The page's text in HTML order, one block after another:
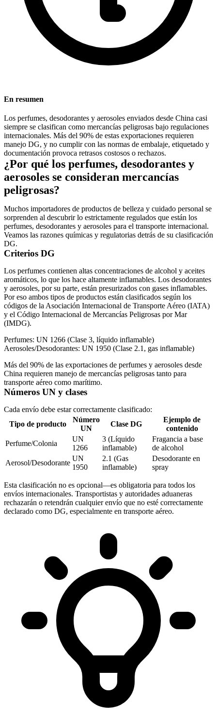
En resumen
Los perfumes, desodorantes y aerosoles enviados desde China casi
siempre se clasifican como mercancías peligrosas bajo regulaciones
internacionales. Más del 90% de estas exportaciones requieren
manejo DG, y no cumplir con las normas de embalaje, etiquetado y
documentación provoca retrasos costosos o rechazos.
¿Por qué los perfumes, desodorantes y
aerosoles se consideran mercancías
peligrosas?
Muchos importadores de productos de belleza y cuidado personal se
sorprenden al descubrir lo estrictamente regulados que están los
perfumes, desodorantes y aerosoles para el transporte internacional.
Veamos las razones químicas y regulatorias detrás de su clasificación
DG.
Criterios DG
Los perfumes contienen altas concentraciones de alcohol y aceites
aromáticos, lo que los hace altamente inflamables. Los desodorantes
y aerosoles, por su parte, están presurizados con gases inflamables.
Por eso ambos tipos de productos están clasificados según los
códigos de la Asociación Internacional de Transporte Aéreo (IATA)
y el Código Internacional de Mercancías Peligrosas por Mar
(IMDG).
Perfumes: UN 1266 (Clase 3, líquido inflamable)
Aerosoles/Desodorantes: UN 1950 (Clase 2.1, gas inflamable)
Más del 90% de las exportaciones de perfumes y aerosoles desde
China requieren manejo de mercancías peligrosas tanto para
transporte aéreo como marítimo.
Números UN y clases
Cada envío debe estar correctamente clasificado:
Tipo de producto
Número
UN
Clase DG
Ejemplo de
contenido
Perfume/Colonia
UN
1266
3 (Líquido
inflamable)
Fragancia a base
de alcohol
Aerosol/Desodorante
UN
1950
2.1 (Gas
inflamable)
Desodorante en
spray
Esta clasificación no es opcional—es obligatoria para todos los
envíos internacionales. Transportistas y autoridades aduaneras
rechazarán o retendrán cualquier envío que no esté correctamente
declarado como DG, especialmente en transporte aéreo.